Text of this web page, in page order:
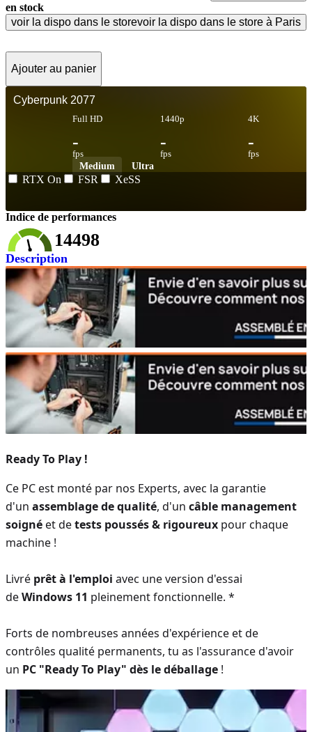
en stock
voir la dispo dans le storevoir la dispo dans le store à Paris
Ajouter au panier
Cyberpunk 2077
Full HD
-
fps
1440p
-
fps
4K
-
fps
Medium Ultra
RTX On FSR XeSS
Indice de performances
14498
Description
Ready To Play !
Ce PC est monté par nos Experts, avec la garantie
d'un assemblage de qualité, d'un câble management
soignéet detests poussés & rigoureux pour chaque
machine !
Livré prêt à l'emploi avec une version d'essai
deWindows 11 pleinement fonctionnelle. *
Forts de nombreuses années d'expérience et de
contrôles qualité permanents, tu as l'assurance d'avoir
un PC "Ready To Play" dès le déballage !